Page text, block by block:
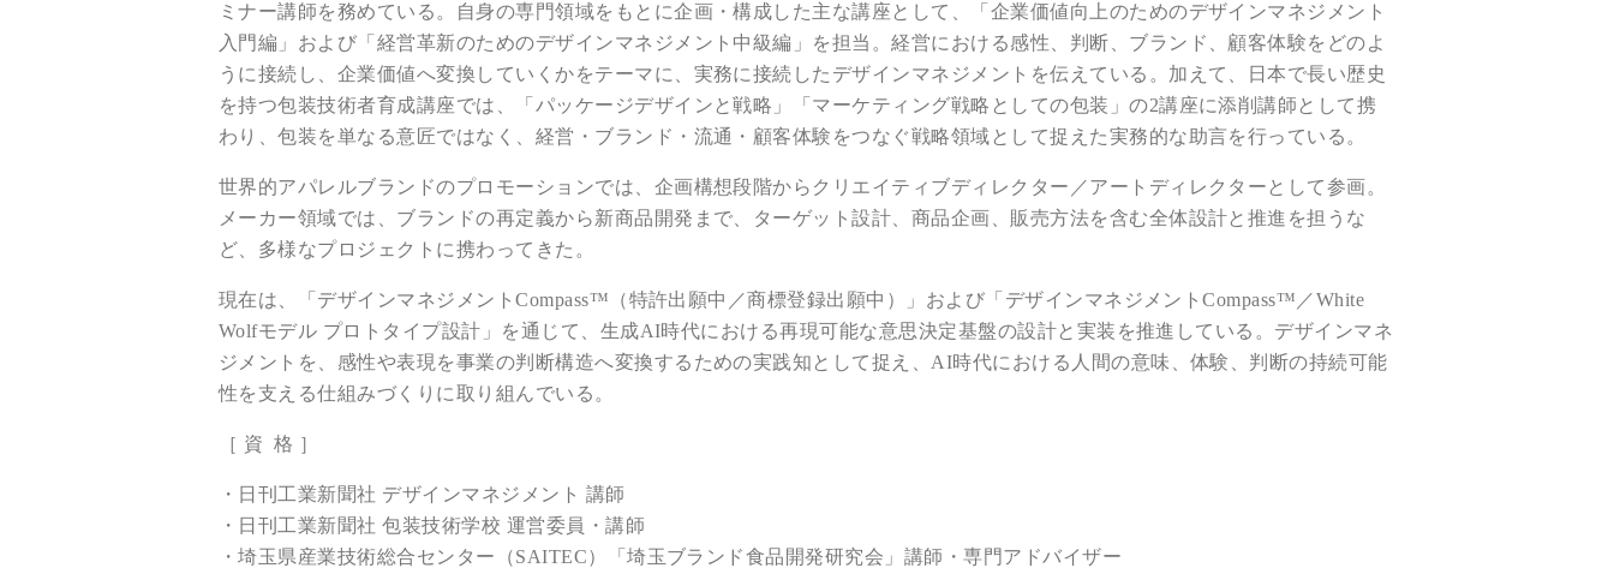
ミナー講師を務めている。自身の専門領域をもとに企画・構成した主な講座として、「企業価値向上のためのデザインマネジメント
入門編」および「経営革新のためのデザインマネジメント中級編」を担当。経営における感性、判断、ブランド、顧客体験をどのよ
うに接続し、企業価値へ変換していくかをテーマに、実務に接続したデザインマネジメントを伝えている。加えて、日本で長い歴史
を持つ包装技術者育成講座では、「パッケージデザインと戦略」「マーケティング戦略としての包装」の2講座に添削講師として携
わり、包装を単なる意匠ではなく、経営・ブランド・流通・顧客体験をつなぐ戦略領域として捉えた実務的な助言を行っている。
世界的アパレルブランドのプロモーションでは、企画構想段階からクリエイティブディレクター／アートディレクターとして参画。
メーカー領域では、ブランドの再定義から新商品開発まで、ターゲット設計、商品企画、販売方法を含む全体設計と推進を担うな
ど、多様なプロジェクトに携わってきた。
現在は、「デザインマネジメントCompass™（特許出願中／商標登録出願中）」および「デザインマネジメントCompass™／White
Wolfモデル プロトタイプ設計」を通じて、生成AI時代における再現可能な意思決定基盤の設計と実装を推進している。デザインマネ
ジメントを、感性や表現を事業の判断構造へ変換するための実践知として捉え、AI時代における人間の意味、体験、判断の持続可能
性を支える仕組みづくりに取り組んでいる。
［ 資 格 ］
・日刊工業新聞社 デザインマネジメント 講師
・日刊工業新聞社 包装技術学校 運営委員・講師
・埼玉県産業技術総合センター（SAITEC）「埼玉ブランド食品開発研究会」講師・専門アドバイザー